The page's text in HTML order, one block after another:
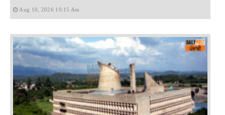
Aug 10, 2026 10:15 Am